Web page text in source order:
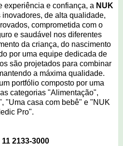
experiência e confiança, a NUK
de alta qualidade,
comprometida com o
e saudável nos diferentes
da criança, do nascimento
por uma equipe dedicada de
são projetados para combinar
a máxima qualidade.
portfólio composto por uma
categorias "Alimentação",
"Uma casa com bebê" e "NUK
Pro".
2133-3000